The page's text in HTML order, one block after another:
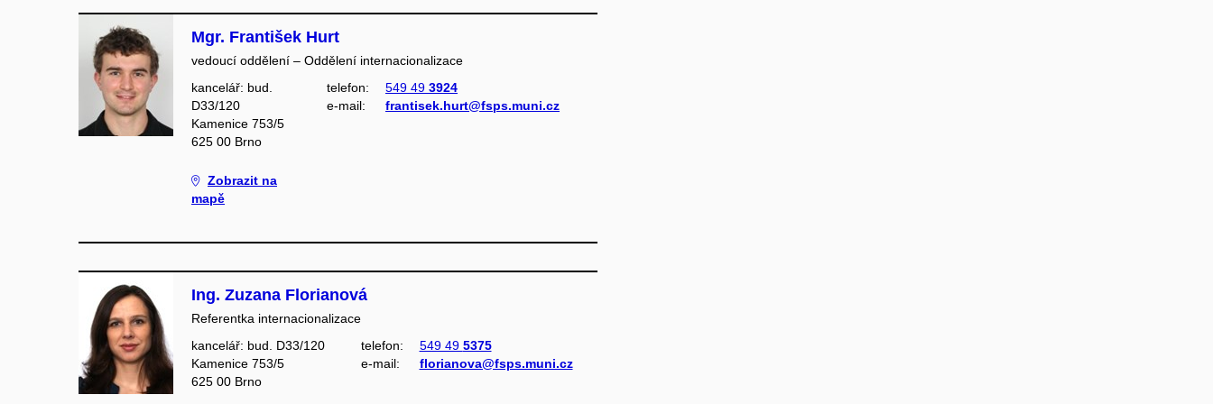
Mgr. František Hurt
vedoucí oddělení – Oddělení internacionalizace
kancelář: bud.
D33/120
Kamenice 753/5
625 00 Brno
Zobrazit na
mapě
telefon: 549 49 3924
e‑mail:
frantisek.hurt@fsps.muni.cz
Ing. Zuzana Florianová
Referentka internacionalizace
kancelář: bud. D33/120
Kamenice 753/5
625 00 Brno
telefon: 549 49 5375
e‑mail:
florianova@fsps.muni.cz